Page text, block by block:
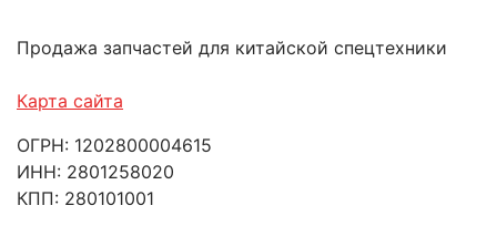
Продажа запчастей для китайской спецтехники
Карта сайта
ОГРН: 1202800004615
ИНН: 2801258020
КПП: 280101001